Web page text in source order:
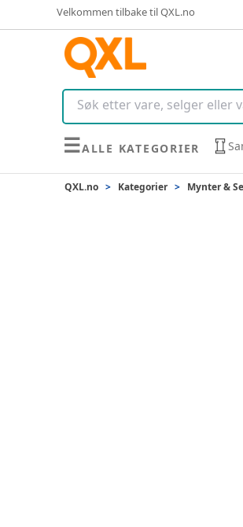
Velkommen tilbake til QXL.no
☰ALLE KATEGORIER
QXL.no > Kategorier > Mynter &